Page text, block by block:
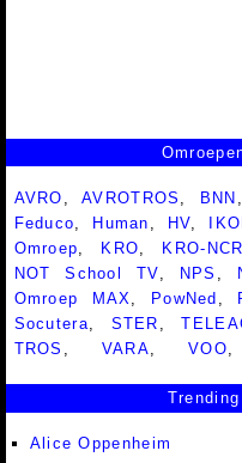
AVRO ,AVROTROS BNN
Feduco
Human HV
Omroep
KRO KRO-
NOT School TV
NPS
Omroep MAX
PowNed
Socutera
STER ,
TROS
VARA ,VOO
Trending
Alice Oppenheim